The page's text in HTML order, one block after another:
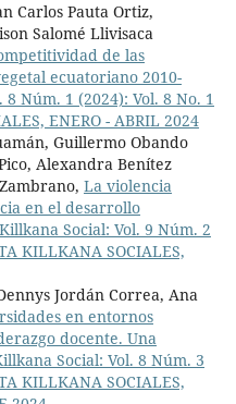
Carlos Pauta Ortiz,
Salomé Llivisaca
de las
ecuatoriano 2010-
Núm. 1 (2024): Vol. 8 No. 1
ENERO - ABRIL 2024
Guillermo Obando
Alexandra Benítez
La violencia
en el desarrollo
Killkana Social: Vol. 9 Núm. 2
KILLKANA SOCIALES,
Jordán Correa, Ana
en entornos
docente. Una
Social: Vol. 8 Núm. 3
KILLKANA SOCIALES,